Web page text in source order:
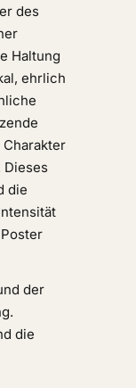
des
Haltung
ehrlich
Dieses
die
der
die